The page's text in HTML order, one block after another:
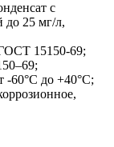
с
до 25 мг/л,
15150-69;
-60°С до +40°С;